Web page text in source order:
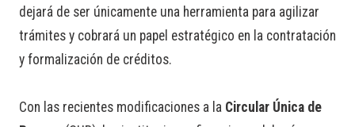
dejará de ser únicamente una herramienta para agilizar
trámites y cobrará un papel estratégico en la contratación
y formalización de créditos.
Con las recientes modificaciones a la Circular Única de